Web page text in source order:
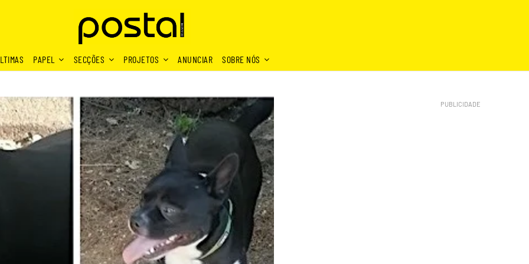
PAPEL SECÇÕES PROJETOS ANUNCIAR SOBRE NÓS